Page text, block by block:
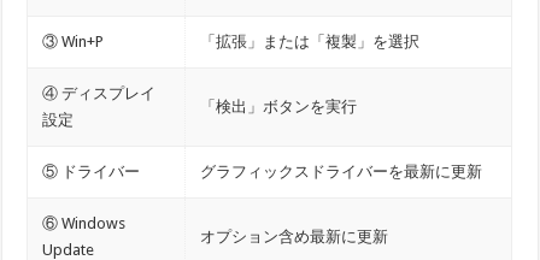
③ Win+P 「拡張」または「複製」を選択
④ ディスプレイ
設定
「検出」ボタンを実行
⑤ ドライバー グラフィックスドライバーを最新に更新
⑥ Windows
Update
オプション含め最新に更新